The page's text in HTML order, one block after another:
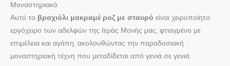
Μοναστηριακό
Αυτό το βραχιόλι μακραμέ ροζ με σταυρό είναι χειροποίητο
εργόχειρο των αδελφών της Ιεράς Μονής μας, φτιαγμένο με
επιμέλεια και αγάπη, ακολουθώντας την παραδοσιακή
μοναστηριακή τέχνη που μεταδίδεται από γενιά σε γενιά.